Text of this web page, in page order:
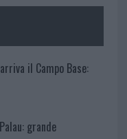
il Campo Base:
grande